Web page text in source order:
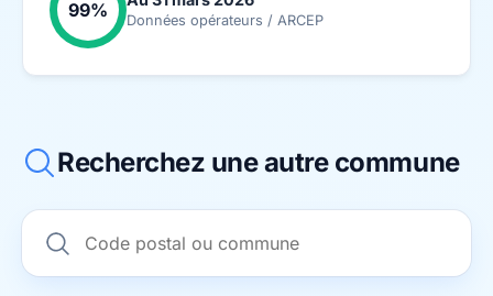
99% Données opérateurs / ARCEP
Recherchez une autre commune